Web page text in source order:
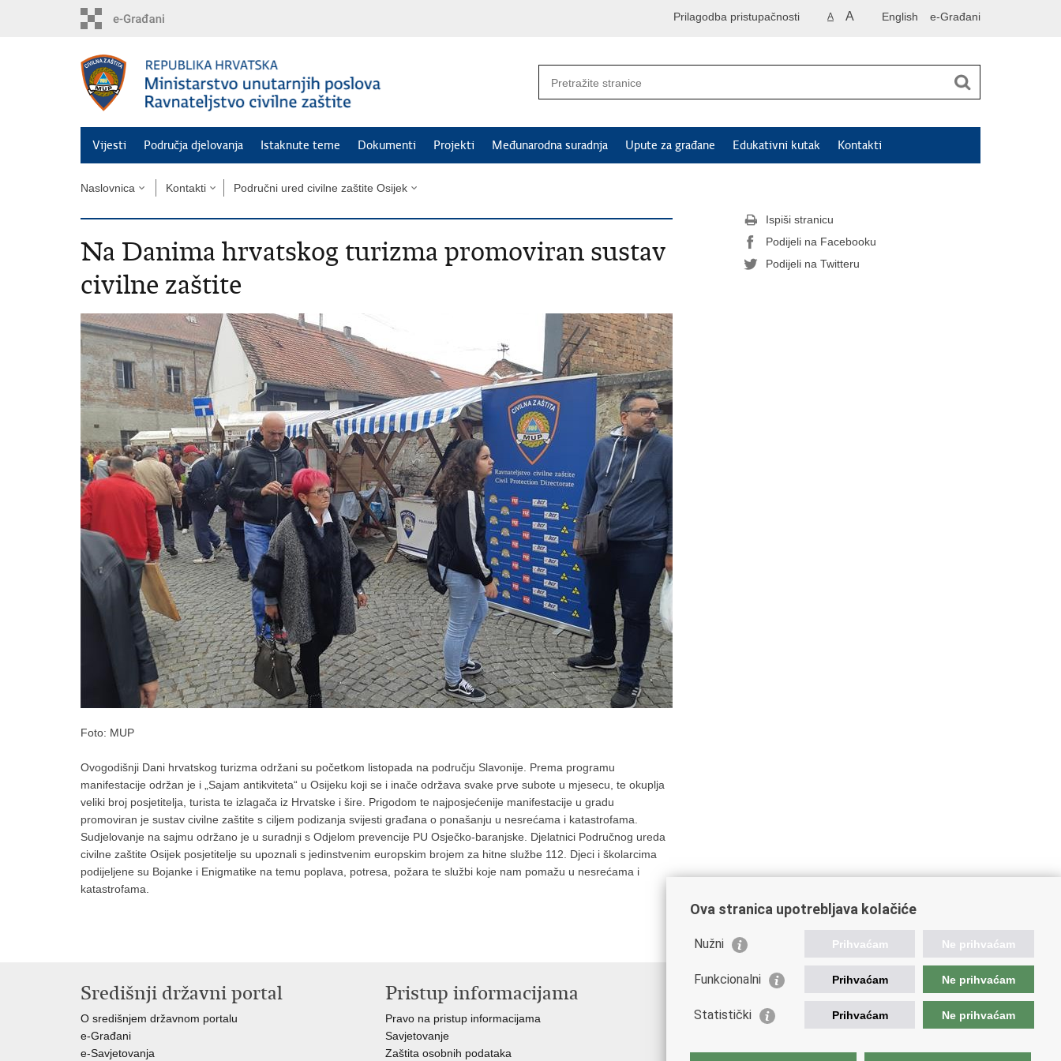
English e-Građani
A A
Prilagodba pristupačnosti
Vijesti Područja djelovanja Istaknute teme Dokumenti Projekti Međunarodna suradnja Upute za građane Edukativni kutak Kontakti
Naslovnica Kontakti Područni ured civilne zaštite Osijek
Na Danima hrvatskog turizma promoviran sustav
civilne zaštite
Foto: MUP
Ovogodišnji Dani hrvatskog turizma održani su početkom listopada na području Slavonije. Prema programu
manifestacije održan je i „Sajam antikviteta“ u Osijeku koji se i inače održava svake prve subote u mjesecu, te okuplja
veliki broj posjetitelja, turista te izlagača iz Hrvatske i šire. Prigodom te najposjećenije manifestacije u gradu
promoviran je sustav civilne zaštite s ciljem podizanja svijesti građana o ponašanju u nesrećama i katastrofama.
Sudjelovanje na sajmu održano je u suradnji s Odjelom prevencije PU Osječko-baranjske. Djelatnici Područnog ureda
civilne zaštite Osijek posjetitelje su upoznali s jedinstvenim europskim brojem za hitne službe 112. Djeci i školarcima
podijeljene su Bojanke i Enigmatike na temu poplava, potresa, požara te službi koje nam pomažu u nesrećama i
katastrofama.
Ispiši stranicu
Podijeli na Facebooku
Podijeli na Twitteru
Središnji državni portal
O središnjem državnom portalu
e-Građani
e-Savjetovanja
Pristup informacijama
Pravo na pristup informacijama
Savjetovanje
Zaštita osobnih podataka
Važne poveznice
Vlada Republike Hrvatske
Ministarstvo obrane
Ova stranica upotrebljava kolačiće
Nužni Prihvaćam Ne prihvaćam
Funkcionalni Prihvaćam Ne prihvaćam
Statistički Prihvaćam Ne prihvaćam